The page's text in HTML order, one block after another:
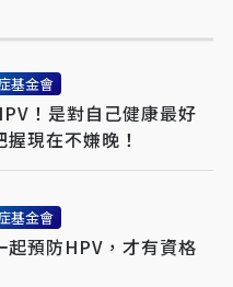
基金會
！是對自己健康最好
現在不嫌晚！
基金會
起預防HPV，才有資格